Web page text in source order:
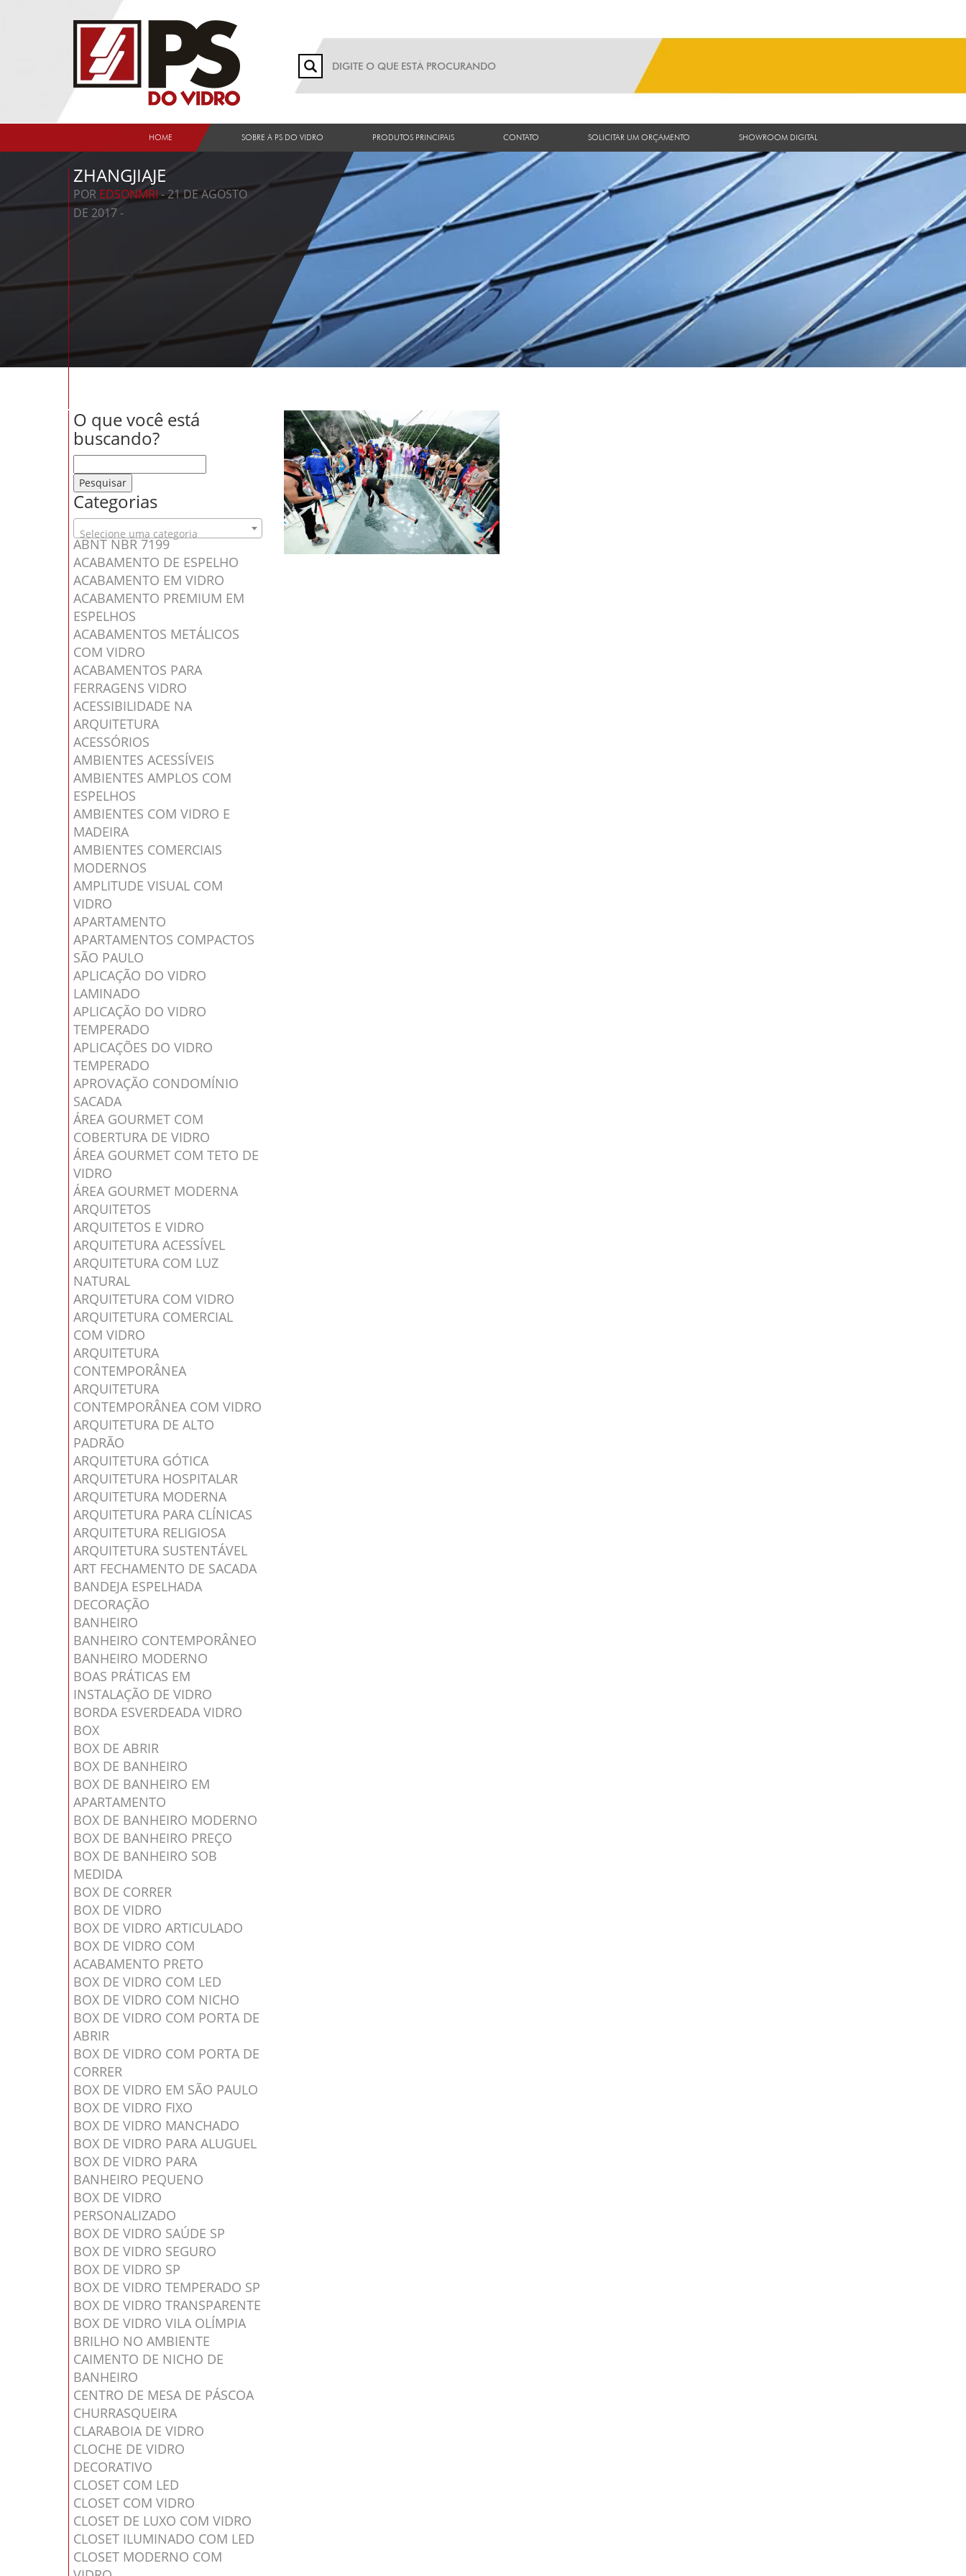
HOME SOBRE A PS DO VIDRO PRODUTOS PRINCIPAIS CONTATO SOLICITAR UM ORÇAMENTO SHOWROOM DIGITAL
ZHANGJIAJE
POR EDSONMRI- 21 DE AGOSTO
DE 2017 -
O que você está
buscando?
Categorias
Selecione uma categoria
ABNT NBR 7199
ACABAMENTO DE ESPELHO
ACABAMENTO EM VIDRO
ACABAMENTO PREMIUM EM
ESPELHOS
ACABAMENTOS METÁLICOS
COM VIDRO
ACABAMENTOS PARA
FERRAGENS VIDRO
ACESSIBILIDADE NA
ARQUITETURA
ACESSÓRIOS
AMBIENTES ACESSÍVEIS
AMBIENTES AMPLOS COM
ESPELHOS
AMBIENTES COM VIDRO E
MADEIRA
AMBIENTES COMERCIAIS
MODERNOS
AMPLITUDE VISUAL COM
VIDRO
APARTAMENTO
APARTAMENTOS COMPACTOS
SÃO PAULO
APLICAÇÃO DO VIDRO
LAMINADO
APLICAÇÃO DO VIDRO
TEMPERADO
APLICAÇÕES DO VIDRO
TEMPERADO
APROVAÇÃO CONDOMÍNIO
SACADA
ÁREA GOURMET COM
COBERTURA DE VIDRO
ÁREA GOURMET COM TETO DE
VIDRO
ÁREA GOURMET MODERNA
ARQUITETOS
ARQUITETOS E VIDRO
ARQUITETURA ACESSÍVEL
ARQUITETURA COM LUZ
NATURAL
ARQUITETURA COM VIDRO
ARQUITETURA COMERCIAL
COM VIDRO
ARQUITETURA
CONTEMPORÂNEA
ARQUITETURA
CONTEMPORÂNEA COM VIDRO
ARQUITETURA DE ALTO
PADRÃO
ARQUITETURA GÓTICA
ARQUITETURA HOSPITALAR
ARQUITETURA MODERNA
ARQUITETURA PARA CLÍNICAS
ARQUITETURA RELIGIOSA
ARQUITETURA SUSTENTÁVEL
ART FECHAMENTO DE SACADA
BANDEJA ESPELHADA
DECORAÇÃO
BANHEIRO
BANHEIRO CONTEMPORÂNEO
BANHEIRO MODERNO
BOAS PRÁTICAS EM
INSTALAÇÃO DE VIDRO
BORDA ESVERDEADA VIDRO
BOX
BOX DE ABRIR
BOX DE BANHEIRO
BOX DE BANHEIRO EM
APARTAMENTO
BOX DE BANHEIRO MODERNO
BOX DE BANHEIRO PREÇO
BOX DE BANHEIRO SOB
MEDIDA
BOX DE CORRER
BOX DE VIDRO
BOX DE VIDRO ARTICULADO
BOX DE VIDRO COM
ACABAMENTO PRETO
BOX DE VIDRO COM LED
BOX DE VIDRO COM NICHO
BOX DE VIDRO COM PORTA DE
ABRIR
BOX DE VIDRO COM PORTA DE
CORRER
BOX DE VIDRO EM SÃO PAULO
BOX DE VIDRO FIXO
BOX DE VIDRO MANCHADO
BOX DE VIDRO PARA ALUGUEL
BOX DE VIDRO PARA
BANHEIRO PEQUENO
BOX DE VIDRO
PERSONALIZADO
BOX DE VIDRO SAÚDE SP
BOX DE VIDRO SEGURO
BOX DE VIDRO SP
BOX DE VIDRO TEMPERADO SP
BOX DE VIDRO TRANSPARENTE
BOX DE VIDRO VILA OLÍMPIA
BRILHO NO AMBIENTE
CAIMENTO DE NICHO DE
BANHEIRO
CENTRO DE MESA DE PÁSCOA
CHURRASQUEIRA
CLARABOIA DE VIDRO
CLOCHE DE VIDRO
DECORATIVO
CLOSET COM LED
CLOSET COM VIDRO
CLOSET DE LUXO COM VIDRO
CLOSET ILUMINADO COM LED
CLOSET MODERNO COM